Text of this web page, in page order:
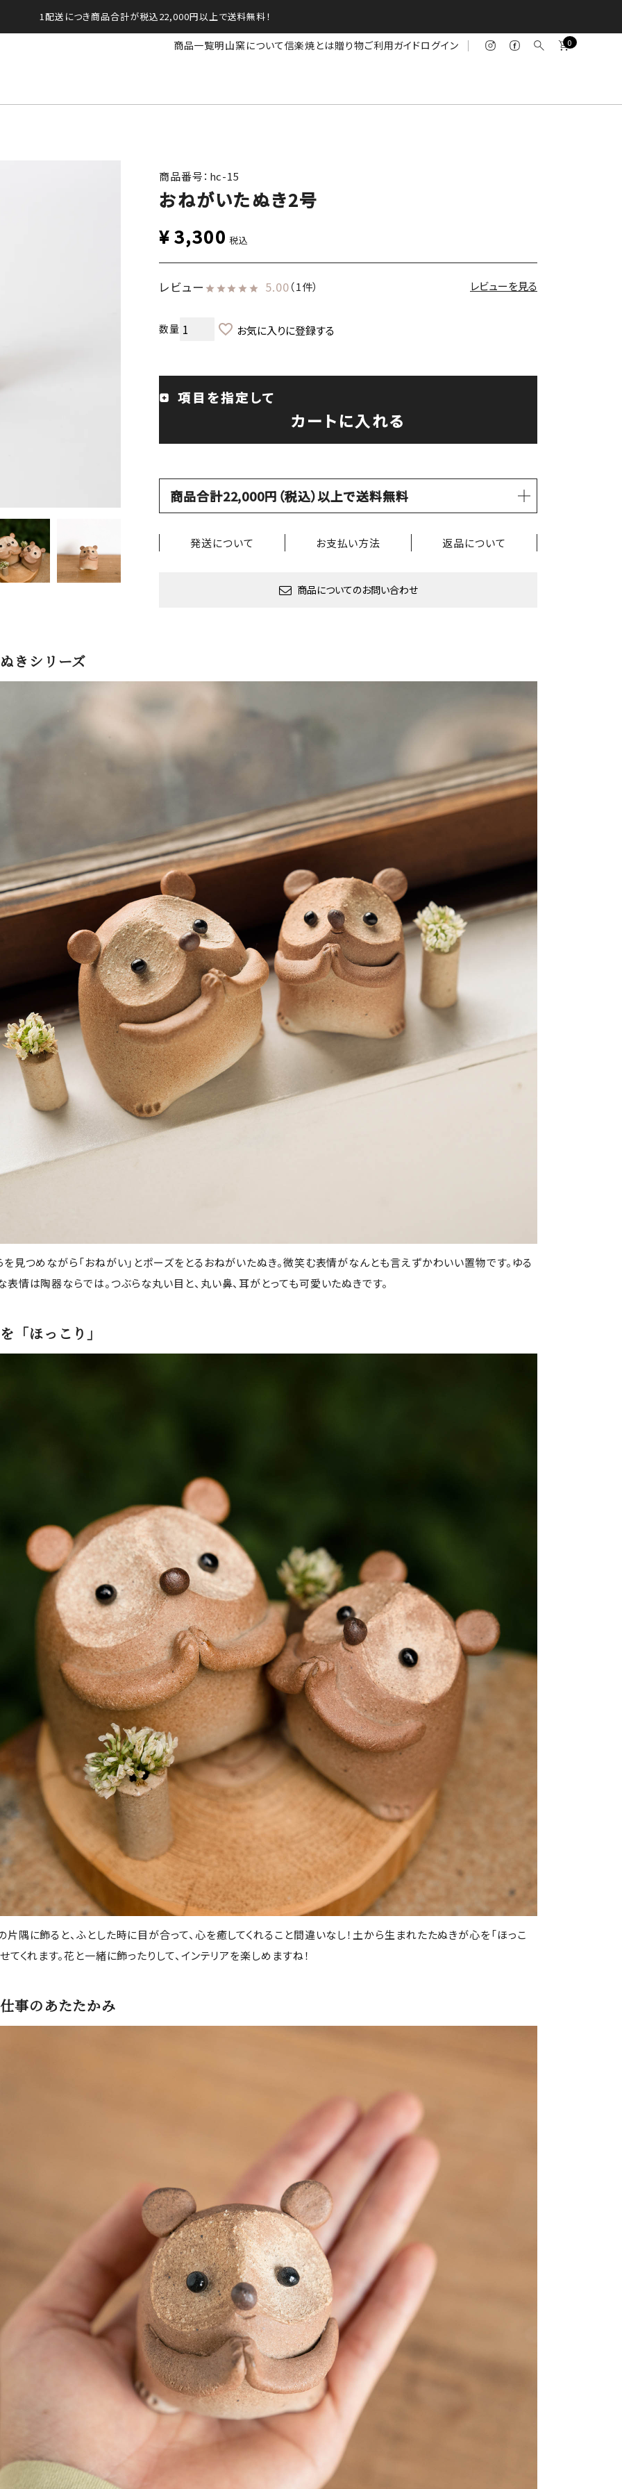
1配送につき商品合計が税込22,000円以上で送料無料！
商品一覧明山窯について信楽焼とは贈り物ご利用ガイドログイン 0
商品番号：hc-15
おねがいたぬき2号
¥3,300 税込
レビュー 5.00（1件） レビューを見る
お気に入りに登録する
項目を指定して
カートに入れる
商品合計22,000円（税込）以上で送料無料
発送について お支払い方法 返品について
商品についてのお問い合わせ
きシリーズ
を見つめながら「おねがい」とポーズをとるおねがいたぬき。微笑む表情がなんとも言えずかわいい置物です。ゆる
表情は陶器ならでは。つぶらな丸い目と、丸い鼻、耳がとっても可愛いたぬきです。
「ほっこり」
片隅に飾ると、ふとした時に目が合って、心を癒してくれること間違いなし！土から生まれたたぬきが心を「ほっこ
せてくれます。花と一緒に飾ったりして、インテリアを楽しめますね！
事のあたたかみ